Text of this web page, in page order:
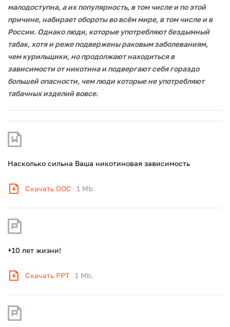
малодоступна, а их популярность, в том числе и по этой
причине, набирает обороты во всём мире, в том числе и в
России. Однако люди, которые употребляют бездымный
табак, хотя и реже подвержены раковым заболеваниям,
чем курильщики, но продолжают находиться в
зависимости от никотина и подвергают себя гораздо
большей опасности, чем люди которые не употребляют
табачных изделий вовсе.
Насколько сильна Ваша никотиновая зависимость
Скачать DOC 1 Mb.
+10 лет жизни!
Скачать PPT 1 Mb.